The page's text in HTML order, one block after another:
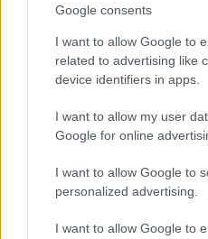
Google consents
I want to allow Google to
related to advertising like
device identifiers in apps.
I want to allow my user
Google for online
I want to allow Google to
personalized advertising.
I want to allow Google to
Kapcsolódó
MICHAEL